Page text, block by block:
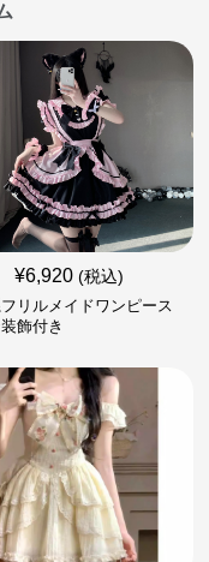
¥6,920 (税込)
リルメイドワンピース
飾付き